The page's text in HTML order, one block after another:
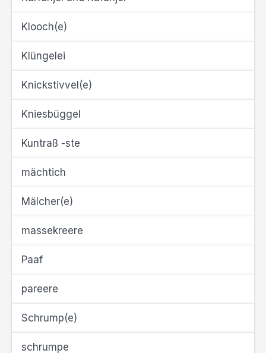
Klooch(e)
Klüngelei
Knickstivvel(e)
Kniesbüggel
Kuntraß -ste
mächtich
Mälcher(e)
massekreere
Paaf
pareere
Schrump(e)
schrumpe